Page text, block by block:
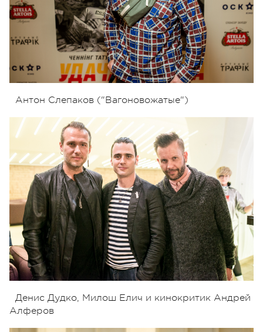
Антон Слепаков ("Вагоновожатые")
Денис Дудко, Милош Елич и кинокритик Андрей
Алферов